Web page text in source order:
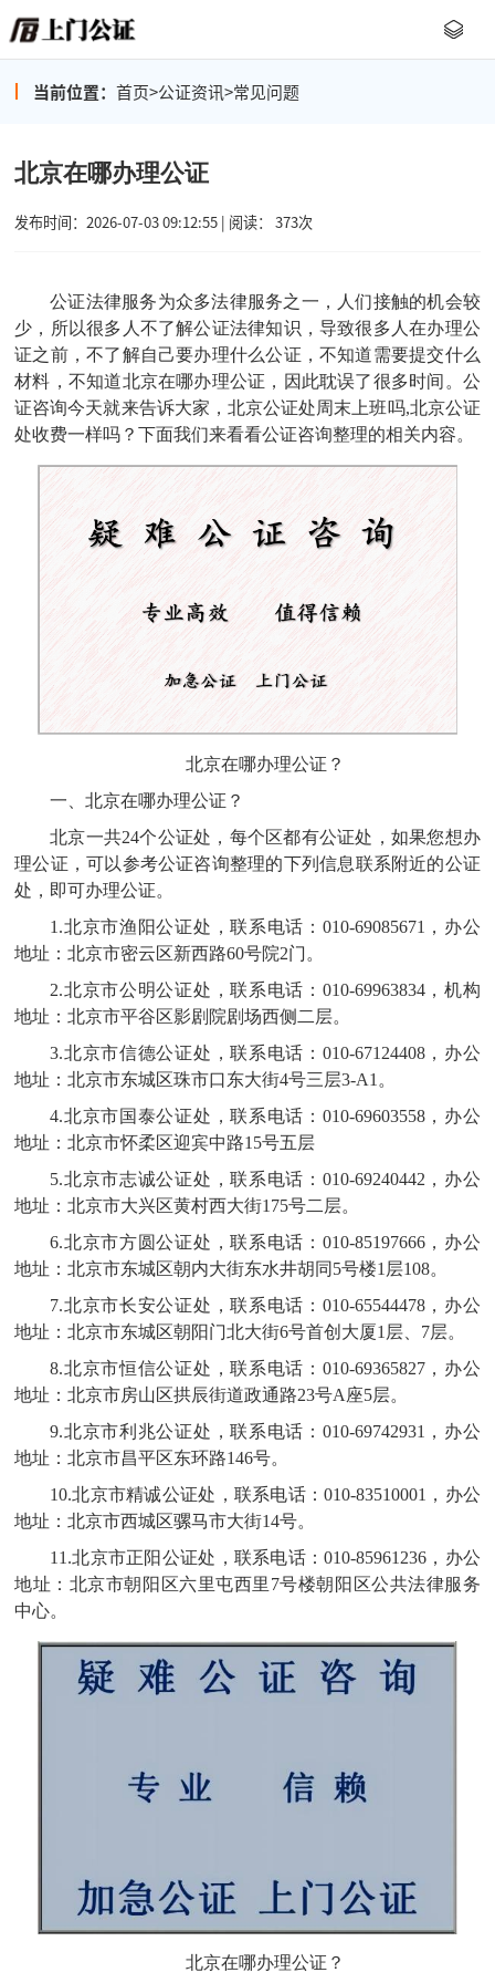
当前位置： 首页>公证资讯>常见问题
北京在哪办理公证
发布时间：2026-07-03 09:12:55 | 阅读： 373次
公证法律服务为众多法律服务之一，人们接触的机会较
少，所以很多人不了解公证法律知识，导致很多人在办理公
证之前，不了解自己要办理什么公证，不知道需要提交什么
材料，不知道北京在哪办理公证，因此耽误了很多时间。 公
证咨询今天就来告诉大家，北京公证处周末上班吗,北京公证
处收费一样吗？下面我们来看看公证咨询整理的相关内容。
北京在哪办理公证？
一、北京在哪办理公证？
北京一共24个公证处，每个区都有公证处，如果您想办
理公证，可以参考公证咨询整理的下列信息联系附近的公证
处，即可办理公证。
1.北京市渔阳公证处，联系电话： 010-69085671，办公
地址：北京市密云区新西路60号院2门。
2.北京市公明公证处 ，联系电话 ： 010-69963834，机构
地址 ：北京市平谷区影剧院剧场西侧二层。
3.北京市信德公证处，联系电话：010-67124408，办公
地址：北京市东城区珠市口东大街4号三层3-A1。
4.北京市国泰公证处，联系电话：010-69603558，办公
地址：北京市怀柔区迎宾中路15号五层
5.北京市志诚公证处，联系电话：010-69240442，办公
地址：北京市大兴区黄村西大街175号二层。
6.北京市方圆公证处，联系电话：010-85197666，办公
地址：北京市东城区朝内大街东水井胡同5号楼1层108。
7.北京市长安公证处，联系电话：010-65544478，办公
地址：北京市东城区朝阳门北大街6号首创大厦1层、7层。
8.北京市恒信公证处，联系电话：010-69365827，办公
地址：北京市房山区拱辰街道政通路23号A座5层。
9.北京市利兆公证处，联系电话：010-69742931，办公
地址：北京市昌平区东环路146号。
10.北京市精诚公证处，联系电话：010-83510001，办公
地址：北京市西城区骡马市大街14号。
11.北京市正阳公证处，联系电话：010-85961236，办公
地址：北京市朝阳区六里屯西里7号楼朝阳区公共法律服务
中心。
北京在哪办理公证？